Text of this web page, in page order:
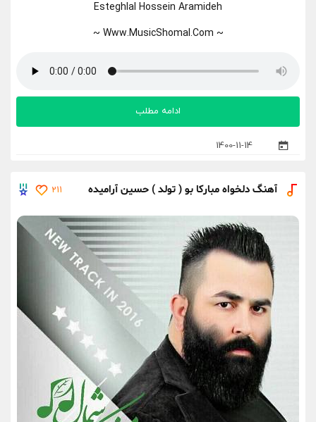
Esteghlal Hossein Aramideh
~ Www.MusicShomal.Com ~
1400-11-14
ادامه مطلب
آهنگ دلخواه مبارکا بو ( تولد ) حسین آرامیده 211